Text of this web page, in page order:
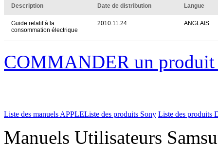
Description Date de distribution Langue
Guide relatif à la
consommation électrique
2010.11.24 ANGLAIS
COMMANDER un
Liste des manuels APPLEListe des produits Sony Liste des produits
Manuels Utilisateurs